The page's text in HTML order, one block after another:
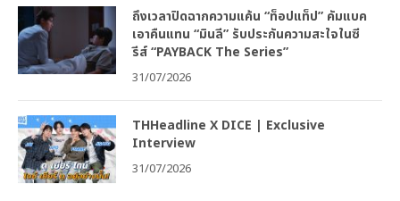
ถึงเวลาปิดฉากความแค้น “ท็อปแท็ป” คัมแบค
เอาคืนแทน “มินลี” รับประกันความสะใจในซี
รีส์ “PAYBACK The Series”
31/07/2026
THHeadline X DICE | Exclusive
Interview
31/07/2026